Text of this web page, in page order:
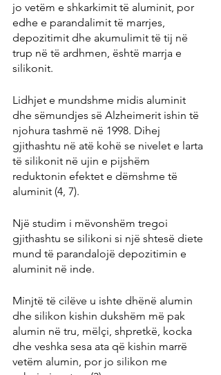
jo vetëm e shkarkimit të aluminit, por
edhe e parandalimit të marrjes,
depozitimit dhe akumulimit të tij në
trup në të ardhmen, është marrja e
silikonit.
Lidhjet e mundshme midis aluminit
dhe sëmundjes së Alzheimerit ishin të
njohura tashmë në 1998. Dihej
gjithashtu në atë kohë se nivelet e larta
të silikonit në ujin e pijshëm
reduktonin efektet e dëmshme të
aluminit (4, 7).
Një studim i mëvonshëm tregoi
gjithashtu se silikoni si një shtesë diete
mund të parandalojë depozitimin e
aluminit në inde.
Minjtë të cilëve u ishte dhënë alumin
dhe silikon kishin dukshëm më pak
alumin në tru, mëlçi, shpretkë, kocka
dhe veshka sesa ata që kishin marrë
vetëm alumin, por jo silikon me